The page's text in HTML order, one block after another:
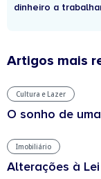
dinheiro a
Artigos mais
Cultura e Lazer
O sonho de
Imobiliário
Alterações à